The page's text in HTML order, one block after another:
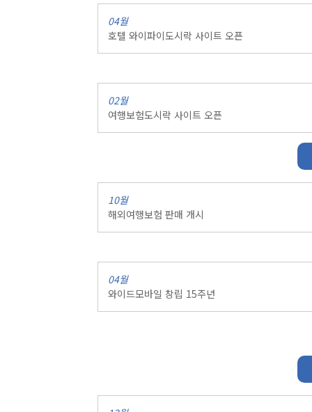
04월
호텔 와이파이도시락 사이트 오픈
02월
여행보험도시락 사이트 오픈
10월
해외여행보험 판매 개시
04월
와이드모바일 창립 15주년